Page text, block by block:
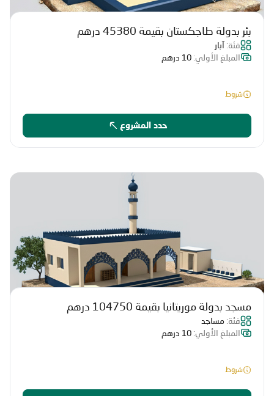
بئر بدولة طاجكستان بقيمة 45380 درهم
فئة: آبار
المبلغ الأولي: 10 درهم
شروط
حدد المشروع
مسجد بدولة موريتانيا بقيمة 104750 درهم
فئة: مساجد
المبلغ الأولي: 10 درهم
شروط